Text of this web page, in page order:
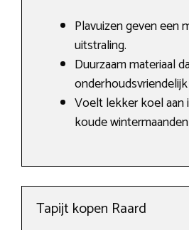
Plavuizen geven een
uitstraling.
Duurzaam materiaal
Voelt lekker koel aan
koude
Tapijt kopen Raard